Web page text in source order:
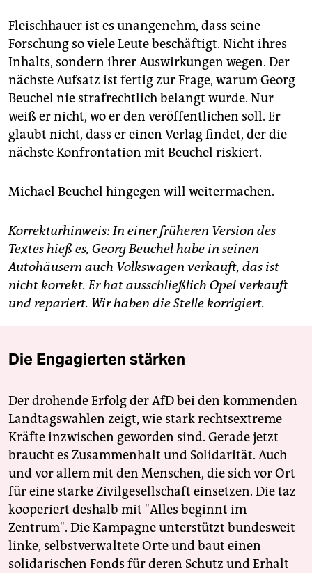
Fleischhauer ist es unangenehm, dass seine
Forschung so viele Leute beschäftigt. Nicht ihres
Inhalts, sondern ihrer Auswirkungen wegen. Der
nächste Aufsatz ist fertig zur Frage, warum Georg
Beuchel nie strafrechtlich belangt wurde. Nur
weiß er nicht, wo er den veröffentlichen soll. Er
glaubt nicht, dass er einen Verlag findet, der die
nächste Konfrontation mit Beuchel riskiert.
Michael Beuchel hingegen will weitermachen.
Korrekturhinweis: In einer früheren Version des
Textes hieß es, Georg Beuchel habe in seinen
Autohäusern auch Volkswagen verkauft, das ist
nicht korrekt. Er hat ausschließlich Opel verkauft
und repariert. Wir haben die Stelle korrigiert.
Die Engagierten stärken
Der drohende Erfolg der AfD bei den kommenden
Landtagswahlen zeigt, wie stark rechtsextreme
Kräfte inzwischen geworden sind. Gerade jetzt
braucht es Zusammenhalt und Solidarität. Auch
und vor allem mit den Menschen, die sich vor Ort
für eine starke Zivilgesellschaft einsetzen. Die taz
kooperiert deshalb mit "Alles beginnt im
Zentrum". Die Kampagne unterstützt bundesweit
linke, selbstverwaltete Orte und baut einen
solidarischen Fonds für deren Schutz und Erhalt